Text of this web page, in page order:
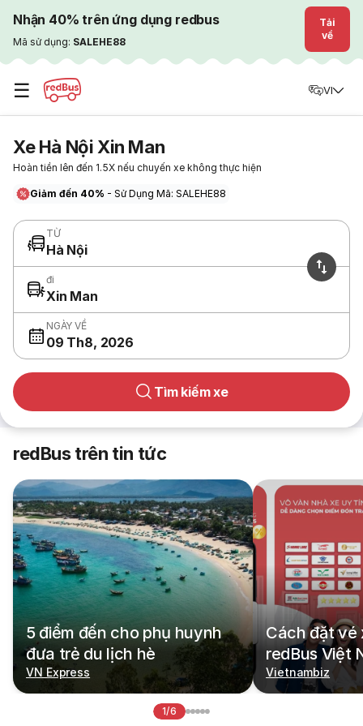
Nhận 40% trên ứng dụng redbus
Mã sử dụng: SALEHE88
Tải
về
☰ VI
Xe Hà Nội Xin Man
Hoàn tiền lên đến 1.5X nếu chuyến xe không thực hiện
Giảm đến 40% - Sử Dụng Mã: SALEHE88
TỪ
Hà Nội
đi
Xin Man
NGÀY VỀ
09 Th8, 2026
Tìm kiếm xe
redBus trên tin tức
5 điểm đến cho phụ huynh
đưa trẻ du lịch hè
VN Express
Cách đặt vé
redBus Việt
Vietnambiz
1/6